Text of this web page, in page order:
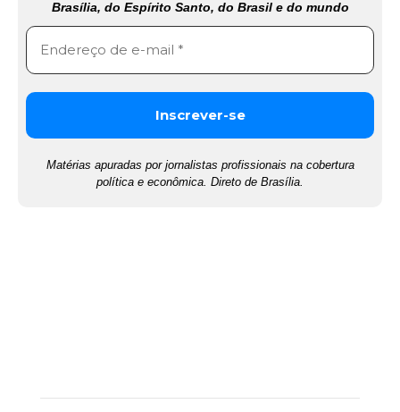
Brasília, do Espírito Santo, do Brasil e do mundo
Matérias apuradas por jornalistas profissionais na cobertura
política e econômica. Direto de Brasília.